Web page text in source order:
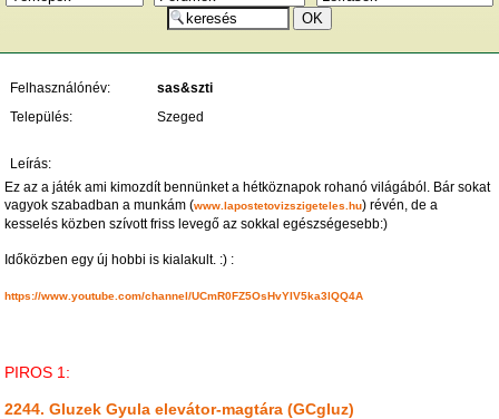
Felhasználónév:
sas&szti
Település:
Szeged
Leírás:
Ez az a játék ami kimozdít bennünket a hétköznapok rohanó világából. Bár sokat
vagyok szabadban a munkám (www.lapostetovizszigeteles.hu) révén, de a
kesselés közben szívott friss levegő az sokkal egészségesebb:)
Időközben egy új hobbi is kialakult. :) :
https://www.youtube.com/channel/UCmR0FZ5OsHvYIV5ka3lQQ4A
PIROS 1:
2244. Gluzek Gyula elevátor-magtára (GCgluz)